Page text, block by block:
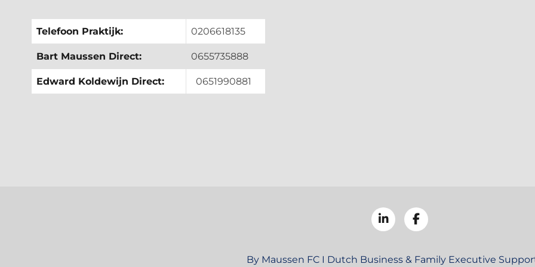
Telefoon Praktijk: 0206618135
Bart Maussen Direct: 0655735888
Edward Koldewijn Direct: 0651990881
By Maussen FC I Dutch Business & Family Executive